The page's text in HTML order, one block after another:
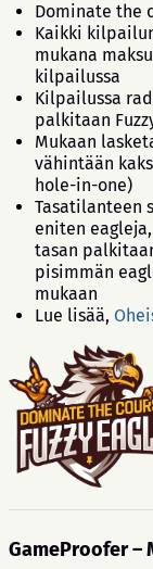
Dominate the
Kaikki
mukana
kilpailussa
Kilpailussa
palkitaan
Mukaan
vähintään
hole-in-one)
Tasatilanteen
eniten
tasan
pisimmän
mukaan
Lue lisää,
GameProofer –